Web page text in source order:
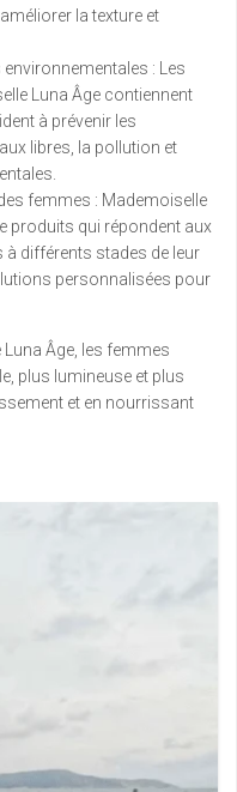
la texture et
: Les
Luna Âge contiennent
à prévenir les
libres, la pollution et
femmes : Mademoiselle
produits qui répondent aux
différents stades de leur
personnalisées pour
Âge, les femmes
plus lumineuse et plus
et en nourrissant